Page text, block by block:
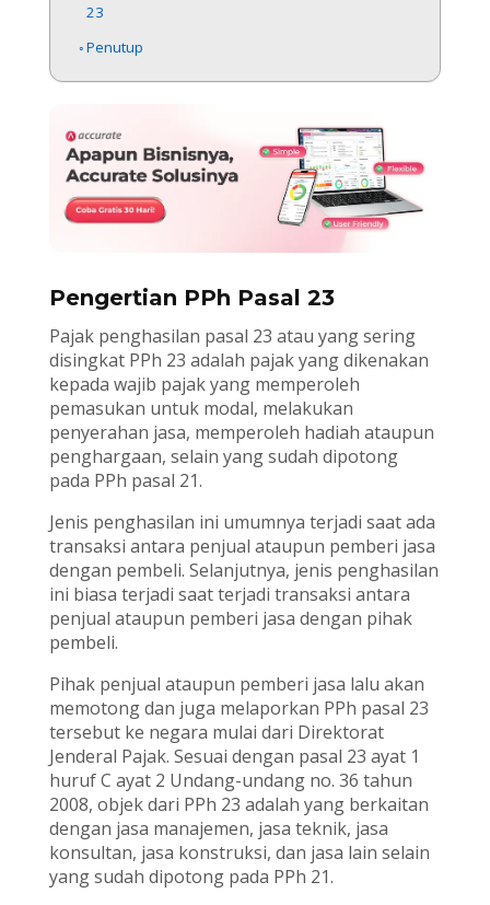
23
Penutup
Pengertian PPh Pasal 23
Pajak penghasilan pasal 23 atau yang sering
disingkat PPh 23 adalah pajak yang dikenakan
kepada wajib pajak yang memperoleh
pemasukan untuk modal, melakukan
penyerahan jasa, memperoleh hadiah ataupun
penghargaan, selain yang sudah dipotong
pada PPh pasal 21.
Jenis penghasilan ini umumnya terjadi saat ada
transaksi antara penjual ataupun pemberi jasa
dengan pembeli. Selanjutnya, jenis penghasilan
ini biasa terjadi saat terjadi transaksi antara
penjual ataupun pemberi jasa dengan pihak
pembeli.
Pihak penjual ataupun pemberi jasa lalu akan
memotong dan juga melaporkan PPh pasal 23
tersebut ke negara mulai dari Direktorat
Jenderal Pajak. Sesuai dengan pasal 23 ayat 1
huruf C ayat 2 Undang-undang no. 36 tahun
2008, objek dari PPh 23 adalah yang berkaitan
dengan jasa manajemen, jasa teknik, jasa
konsultan, jasa konstruksi, dan jasa lain selain
yang sudah dipotong pada PPh 21.